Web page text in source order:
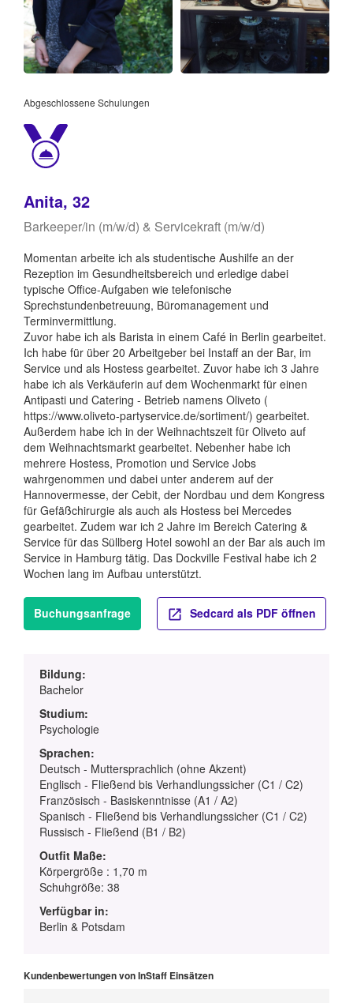
Abgeschlossene Schulungen
Anita, 32
Barkeeper/in (m/w/d) & Servicekraft (m/w/d)
Momentan arbeite ich als studentische Aushilfe an der
Rezeption im Gesundheitsbereich und erledige dabei
typische Office-Aufgaben wie telefonische
Sprechstundenbetreuung, Büromanagement und
Terminvermittlung.
Zuvor habe ich als Barista in einem Café in Berlin gearbeitet.
Ich habe für über 20 Arbeitgeber bei Instaff an der Bar, im
Service und als Hostess gearbeitet. Zuvor habe ich 3 Jahre
habe ich als Verkäuferin auf dem Wochenmarkt für einen
Antipasti und Catering - Betrieb namens Oliveto (
https://www.oliveto-partyservice.de/sortiment/) gearbeitet.
Außerdem habe ich in der Weihnachtszeit für Oliveto auf
dem Weihnachtsmarkt gearbeitet. Nebenher habe ich
mehrere Hostess, Promotion und Service Jobs
wahrgenommen und dabei unter anderem auf der
Hannovermesse, der Cebit, der Nordbau und dem Kongress
für Gefäßchirurgie als auch als Hostess bei Mercedes
gearbeitet. Zudem war ich 2 Jahre im Bereich Catering &
Service für das Süllberg Hotel sowohl an der Bar als auch im
Service in Hamburg tätig. Das Dockville Festival habe ich 2
Wochen lang im Aufbau unterstützt.
Buchungsanfrage Sedcard als PDF öffnen
Bildung:
Bachelor
Studium:
Psychologie
Sprachen:
Deutsch - Muttersprachlich (ohne Akzent)
Englisch - Fließend bis Verhandlungssicher (C1 / C2)
Französisch - Basiskenntnisse (A1 / A2)
Spanisch - Fließend bis Verhandlungssicher (C1 / C2)
Russisch - Fließend (B1 / B2)
Outfit Maße:
Körpergröße : 1,70 m
Schuhgröße: 38
Verfügbar in:
Berlin & Potsdam
Kundenbewertungen von InStaff Einsätzen